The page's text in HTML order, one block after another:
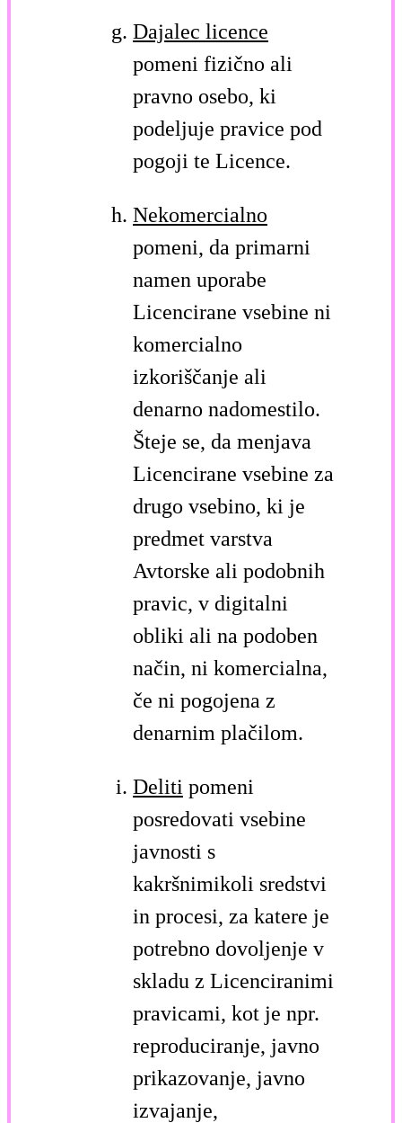
Dajalec licence
pomeni fizično ali
pravno osebo, ki
podeljuje pravice pod
pogoji te Licence.
Nekomercialno
pomeni, da primarni
namen uporabe
Licencirane vsebine ni
komercialno
izkoriščanje ali
denarno nadomestilo.
Šteje se, da menjava
Licencirane vsebine za
drugo vsebino, ki je
predmet varstva
Avtorske ali podobnih
pravic, v digitalni
obliki ali na podoben
način, ni komercialna,
če ni pogojena z
denarnim plačilom.
Deliti pomeni
posredovati vsebine
javnosti s
kakršnimikoli sredstvi
in procesi, za katere je
potrebno dovoljenje v
skladu z Licenciranimi
pravicami, kot je npr.
reproduciranje, javno
prikazovanje, javno
izvajanje,